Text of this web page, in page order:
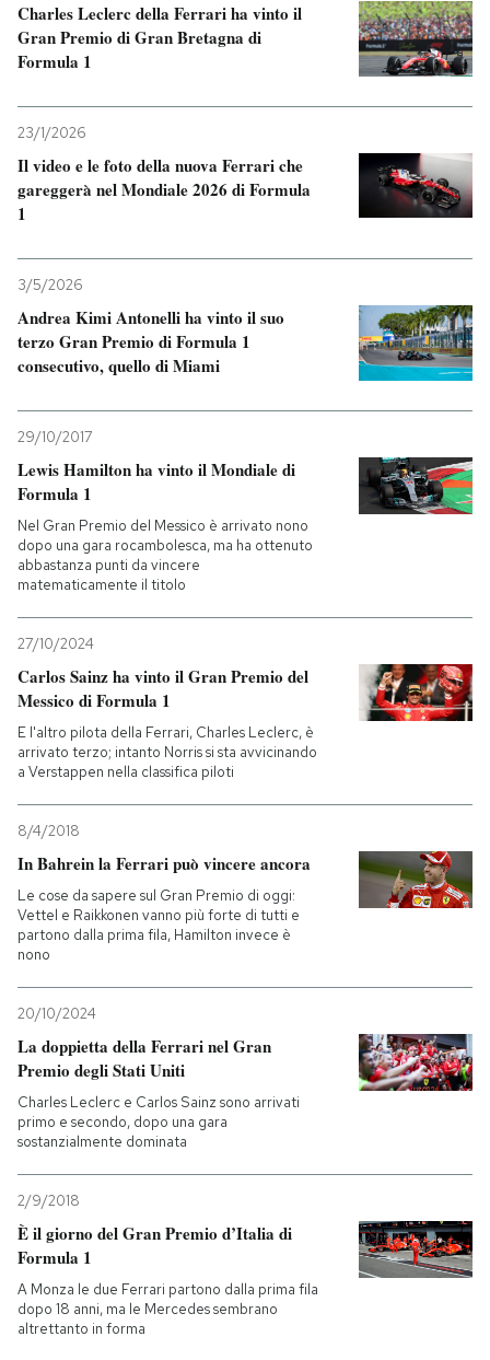
Charles Leclerc della Ferrari ha vinto il
Gran Premio di Gran Bretagna di
Formula 1
23/1/2026
Il video e le foto della nuova Ferrari che
gareggerà nel Mondiale 2026 di Formula
1
3/5/2026
Andrea Kimi Antonelli ha vinto il suo
terzo Gran Premio di Formula 1
consecutivo, quello di Miami
29/10/2017
Lewis Hamilton ha vinto il Mondiale di
Formula 1
Nel Gran Premio del Messico è arrivato nono
dopo una gara rocambolesca, ma ha ottenuto
abbastanza punti da vincere
matematicamente il titolo
27/10/2024
Carlos Sainz ha vinto il Gran Premio del
Messico di Formula 1
E l'altro pilota della Ferrari, Charles Leclerc, è
arrivato terzo; intanto Norris si sta avvicinando
a Verstappen nella classifica piloti
8/4/2018
In Bahrein la Ferrari può vincere ancora
Le cose da sapere sul Gran Premio di oggi:
Vettel e Raikkonen vanno più forte di tutti e
partono dalla prima fila, Hamilton invece è
nono
20/10/2024
La doppietta della Ferrari nel Gran
Premio degli Stati Uniti
Charles Leclerc e Carlos Sainz sono arrivati
primo e secondo, dopo una gara
sostanzialmente dominata
2/9/2018
È il giorno del Gran Premio d’Italia di
Formula 1
A Monza le due Ferrari partono dalla prima fila
dopo 18 anni, ma le Mercedes sembrano
altrettanto in forma